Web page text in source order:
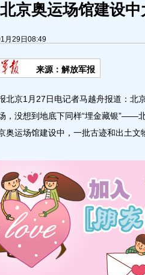
北京奥运场馆建设
月29日08:49
来源：解放军报
京1月27日电记者马越舟报道：北
，没想到地底下同样“埋金藏银”——
奥运场馆建设中，一批古迹和出土文